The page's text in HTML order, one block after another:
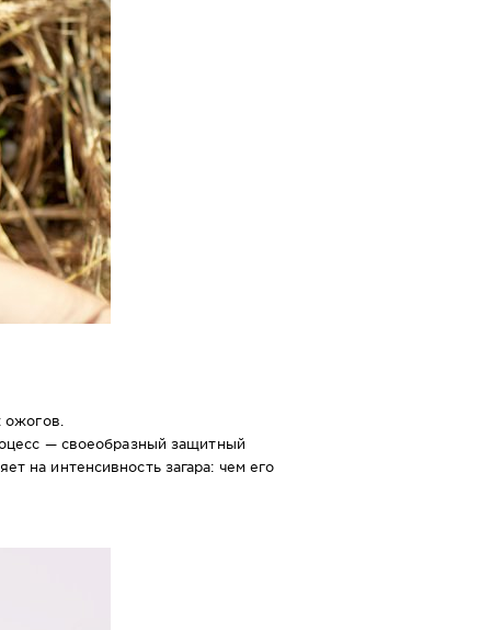
— своеобразный защитный
на интенсивность загара: чем его